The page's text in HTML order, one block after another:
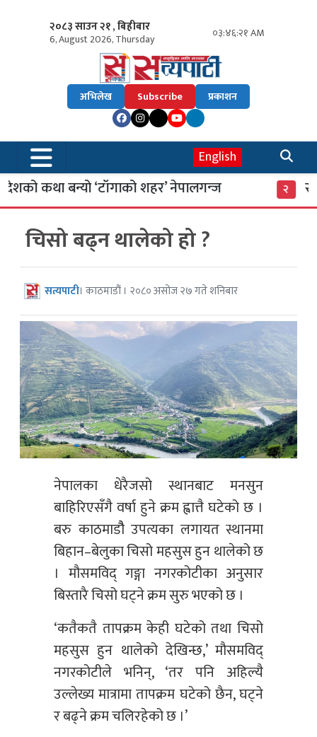
२०८३ साउन २१ , बिहीबार
6, August 2026, Thursday ०३:४६:२२ AM
अभिलेख Subscribe प्रकाशन
English
कथा बन्यो ‘टाँगाको शहर’ नेपालगन्ज
चिसो बढ्न थालेको हो ?
सत्यपाटी। काठमाडौं । २०८० असोज २७ गते शनिबार
नेपालका धेरैजसो स्थानबाट मनसुन
बाहिरिएसँगै वर्षा हुने क्रम ह्वात्तै घटेको छ ।
बरु काठमाडौै उपत्यका लगायत स्थानमा
बिहान–बेलुका चिसो महसुस हुन थालेको छ
। मौसमविद् गङ्गा नगरकोटीका अनुसार
बिस्तारै चिसो घट्ने क्रम सुरु भएको छ ।
‘कतैकतै तापक्रम केही घटेको तथा चिसो
महसुस हुन थालेको देखिन्छ,’ मौसमविद्
नगरकोटीले भनिन्, ‘तर पनि अहिल्यै
उल्लेख्य मात्रामा तापक्रम घटेको छैन, घट्ने
र बढ्ने क्रम चलिरहेको छ ।’